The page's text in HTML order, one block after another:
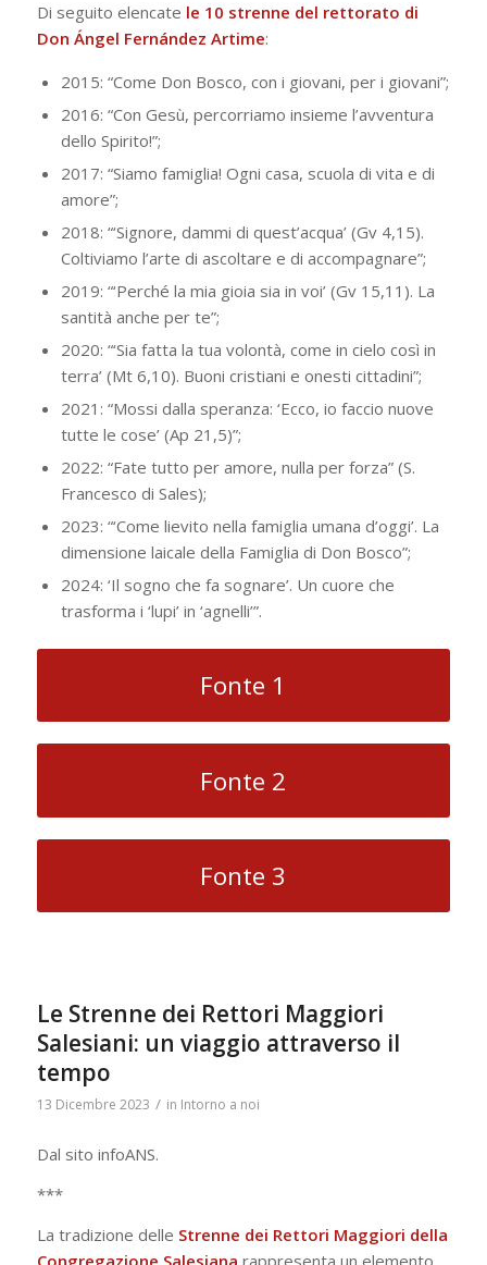
Di seguito elencate le 10 strenne del rettorato di
Don Ángel Fernández Artime:
2015: “Come Don Bosco, con i giovani, per i giovani”;
2016: “Con Gesù, percorriamo insieme l’avventura
dello Spirito!”;
2017: “Siamo famiglia! Ogni casa, scuola di vita e di
amore”;
2018: “‘Signore, dammi di quest’acqua’ (Gv 4,15).
Coltiviamo l’arte di ascoltare e di accompagnare”;
2019: “‘Perché la mia gioia sia in voi’ (Gv 15,11). La
santità anche per te”;
2020: “‘Sia fatta la tua volontà, come in cielo così in
terra’ (Mt 6,10). Buoni cristiani e onesti cittadini”;
2021: “Mossi dalla speranza: ‘Ecco, io faccio nuove
tutte le cose’ (Ap 21,5)”;
2022: “Fate tutto per amore, nulla per forza” (S.
Francesco di Sales);
2023: “‘Come lievito nella famiglia umana d’oggi’. La
dimensione laicale della Famiglia di Don Bosco”;
2024: ‘Il sogno che fa sognare’. Un cuore che
trasforma i ‘lupi’ in ‘agnelli’”.
Fonte 1
Fonte 2
Fonte 3
Le Strenne dei Rettori Maggiori
Salesiani: un viaggio attraverso il
tempo
13 Dicembre 2023 / in Intorno a noi
Dal sito infoANS.
***
La tradizione delle Strenne dei Rettori Maggiori della
Congregazione Salesiana rappresenta un elemento